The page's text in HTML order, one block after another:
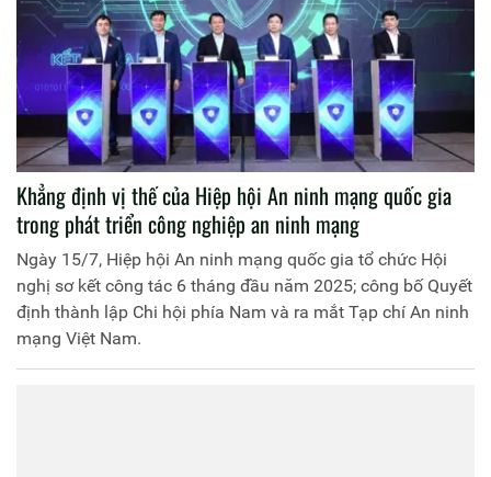
Khẳng định vị thế của Hiệp hội An ninh mạng quốc gia
trong phát triển công nghiệp an ninh mạng
Ngày 15/7, Hiệp hội An ninh mạng quốc gia tổ chức Hội
nghị sơ kết công tác 6 tháng đầu năm 2025; công bố Quyết
định thành lập Chi hội phía Nam và ra mắt Tạp chí An ninh
mạng Việt Nam.